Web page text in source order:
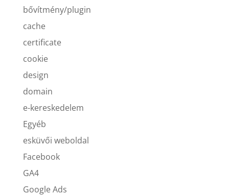
bővítmény/plugin
cache
certificate
cookie
design
domain
e-kereskedelem
Egyéb
esküvői weboldal
Facebook
GA4
Google Ads